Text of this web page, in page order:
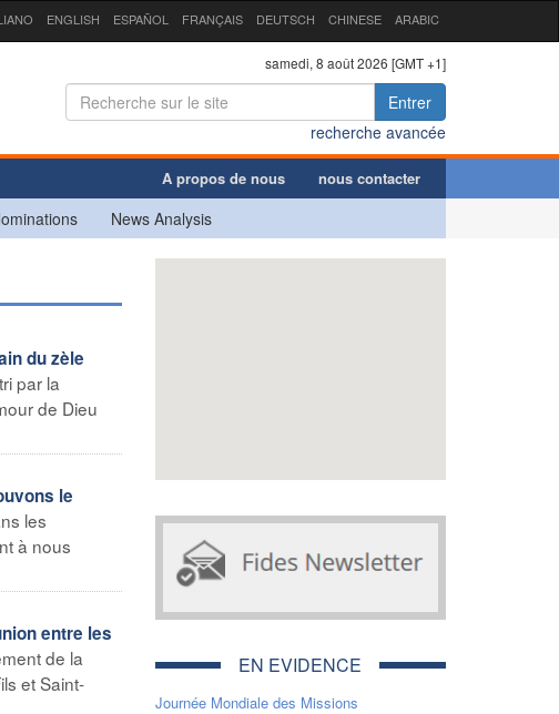
ENGLISH ESPAÑOL FRANÇAIS DEUTSCH CHINESE ARABIC
samedi, 8 août 2026 [GMT +1]
Entrer
recherche avancée
A propos de nous nous contacter
News Analysis
du zèle
par la
de Dieu
le
les
à nous
entre les
de la
et Saint-
EN EVIDENCE
Journée Mondiale des Missions